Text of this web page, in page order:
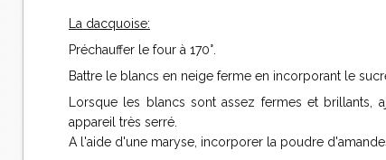
La dacquoise:
Préchauffer le four à 170°.
Battre le blancs en neige ferme en incorporant le
Lorsque les blancs sont assez fermes et
appareil très serré.
A l'aide d'une maryse, incorporer la poudre